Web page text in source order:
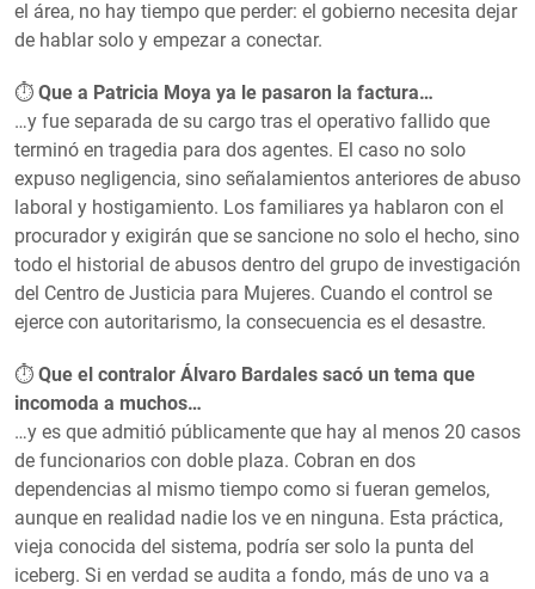
el área, no hay tiempo que perder: el gobierno necesita dejar
de hablar solo y empezar a conectar.
⏱ Que a Patricia Moya ya le pasaron la factura…
…y fue separada de su cargo tras el operativo fallido que
terminó en tragedia para dos agentes. El caso no solo
expuso negligencia, sino señalamientos anteriores de abuso
laboral y hostigamiento. Los familiares ya hablaron con el
procurador y exigirán que se sancione no solo el hecho, sino
todo el historial de abusos dentro del grupo de investigación
del Centro de Justicia para Mujeres. Cuando el control se
ejerce con autoritarismo, la consecuencia es el desastre.
⏱ Que el contralor Álvaro Bardales sacó un tema que
incomoda a muchos…
…y es que admitió públicamente que hay al menos 20 casos
de funcionarios con doble plaza. Cobran en dos
dependencias al mismo tiempo como si fueran gemelos,
aunque en realidad nadie los ve en ninguna. Esta práctica,
vieja conocida del sistema, podría ser solo la punta del
iceberg. Si en verdad se audita a fondo, más de uno va a